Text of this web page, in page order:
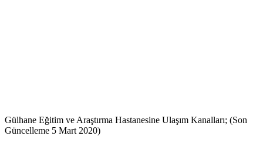
Gülhane Eğitim ve Araştırma Hastanesine Ulaşım Kanalları; (Son
Güncelleme 5 Mart 2020)